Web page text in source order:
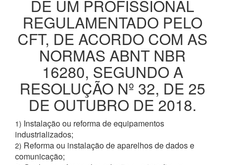
DE UM PROFISSIONAL
REGULAMENTADO PELO
CFT, DE ACORDO COM AS
NORMAS ABNT NBR
16280, SEGUNDO A
RESOLUÇÃO Nº 32, DE 25
DE OUTUBRO DE 2018.
1) Instalação ou reforma de equipamentos
industrializados;
2) Reforma ou instalação de aparelhos de dados e
comunicação;